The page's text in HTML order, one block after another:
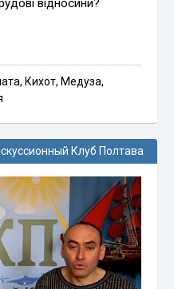
відносини?
, Кихот, Медуза,
Клуб Полтава